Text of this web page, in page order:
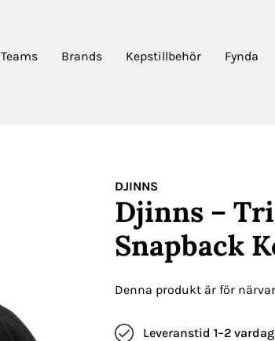
Teams Brands Kepstillbehör Fynda
DJINNS
Djinns –
Snapback
Denna produkt är för
Leveranstid 1–2